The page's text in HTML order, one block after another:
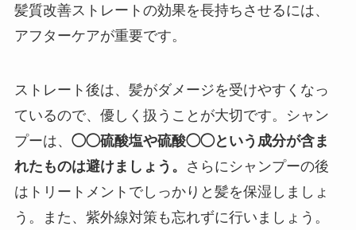
髪質改善ストレートの効果を長持ちさせるには、
アフターケアが重要です。
ストレート後は、髪がダメージを受けやすくなっ
ているので、優しく扱うことが大切です。シャン
プーは、 ◯◯硫酸塩や硫酸◯◯という成分が含ま
れたものは避けましょう。
さらにシャンプーの後
はトリートメントでしっかりと髪を保湿しましょ
う。また、紫外線対策も忘れずに行いましょう。